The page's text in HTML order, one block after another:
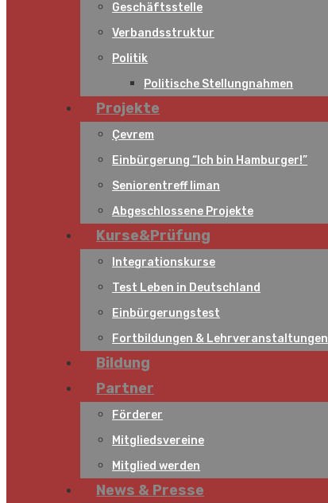
Geschäftsstelle
Verbandsstruktur
Politik
Politische Stellungnahmen
Projekte
Çevrem
Einbürgerung “Ich bin Hamburger!”
Seniorentreff liman
Abgeschlossene Projekte
Kurse&Prüfung
Integrationskurse
Test Leben in Deutschland
Einbürgerungstest
Fortbildungen & Lehrveranstaltungen
Bildung
Partner
Förderer
Mitgliedsvereine
Mitglied werden
News & Presse